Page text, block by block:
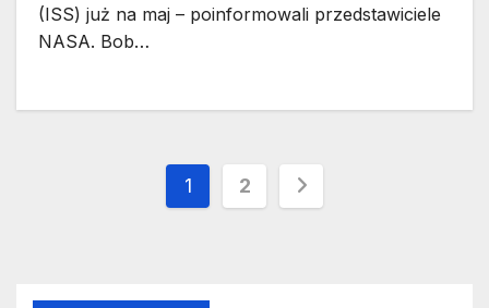
(ISS) już na maj – poinformowali przedstawiciele
NASA. Bob…
Stronicowanie
1 2